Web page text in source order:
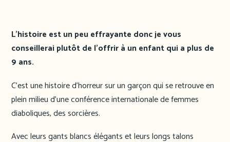
L’histoire est un peu effrayante donc je vous
conseillerai plutôt de l’offrir à un enfant qui a plus de
9 ans.
C’est une histoire d’horreur sur un garçon qui se retrouve en
plein milieu d’une conférence internationale de femmes
diaboliques, des sorcières.
Avec leurs gants blancs élégants et leurs longs talons